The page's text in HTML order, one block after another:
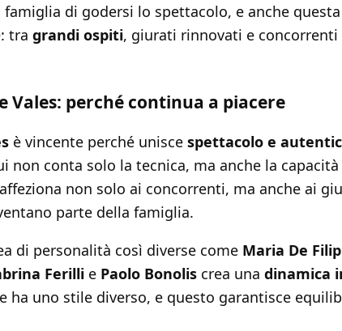
famiglia di godersi lo spettacolo, e anche
tra grandi ospiti, giurati rinnovati e concorrenti
Vales: perché continua a piacere
è vincente perché unisce spettacolo e
non conta solo la tecnica, ma anche la capacità
non solo ai concorrenti, ma anche ai
parte della famiglia.
di personalità così diverse come Maria De
Ferilli e Paolo Bonolis crea una dinamica
ha uno stile diverso, e questo garantisce